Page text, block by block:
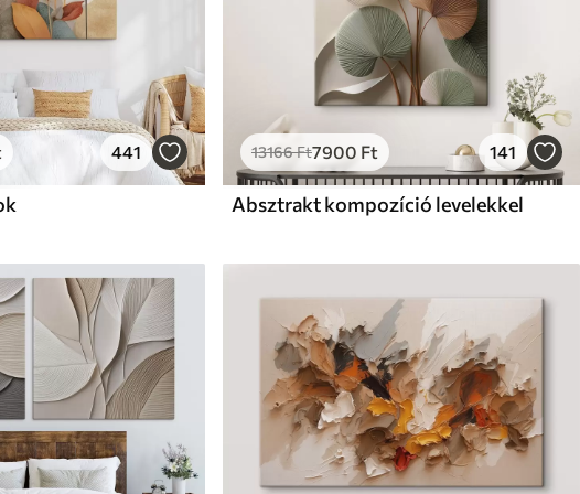
441 13166Ft7900 Ft 141
Absztrakt kompozíció levelekkel